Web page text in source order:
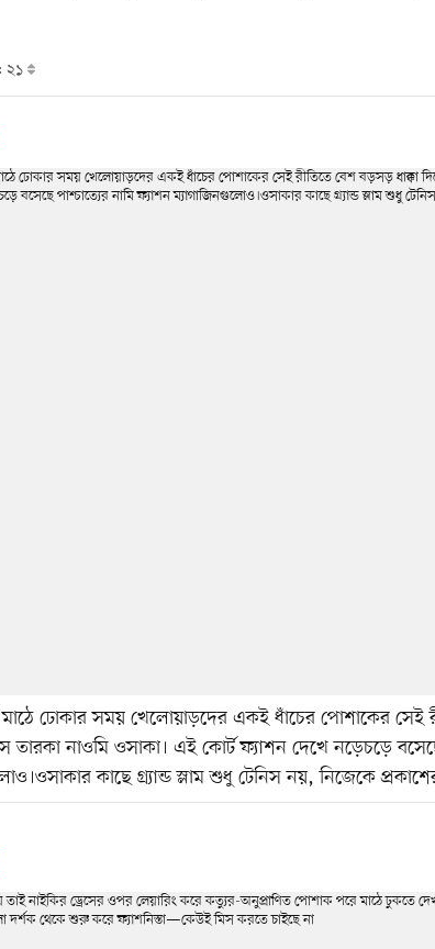
২১
ঢোকার সময় খেলোয়াড়দের একই ধাঁচের পোশাকের সেই
তারকা নাওমি ওসাকা। এই কোর্ট ফ্যাশন দেখে নড়েচড়ে
কাছে গ্র্যান্ড স্লাম শুধু টেনিস নয়, নিজেকে